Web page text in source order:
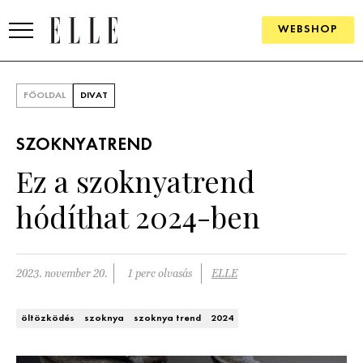
WEBSHOP
SZÉPSÉG
PSZICHÉ
ÉLETMÓD
FŐOLDAL DIVAT
SZOKNYATREND
Ez a szoknyatrend
hódíthat 2024-ben
2023. november 20. 1 perc olvasás ELLE
öltözködés szoknya szoknya trend 2024